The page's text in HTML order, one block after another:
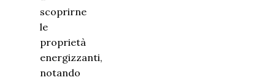
scoprirne
le
proprietà
energizzanti,
notando